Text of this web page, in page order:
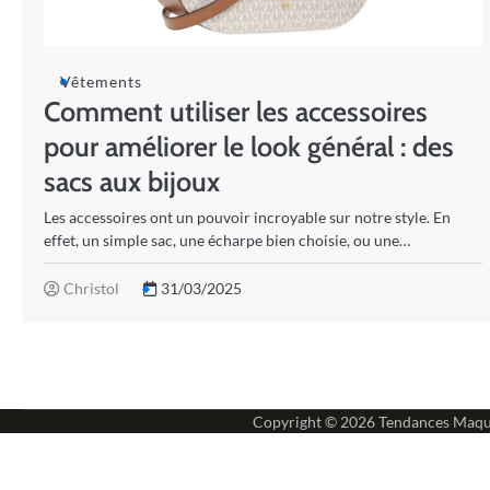
Vêtements
Comment utiliser les accessoires
pour améliorer le look général : des
sacs aux bijoux
Les accessoires ont un pouvoir incroyable sur notre style. En
effet, un simple sac, une écharpe bien choisie, ou une…
Christol 31/03/2025
Copyright © 2026Tendances